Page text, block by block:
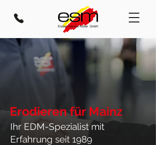
Erodieren für Mainz
Ihr EDM-Spezialist mit
Erfahrung seit 1989